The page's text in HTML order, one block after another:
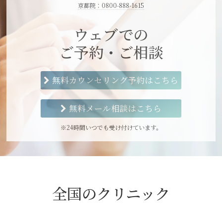
京都院：0800-888-1615
ウェブでの
ご予約・ご相談
無料カウンセリング予約はこちら
無料メール相談はこちら
※24時間いつでも受け付けています。
全国のクリニック